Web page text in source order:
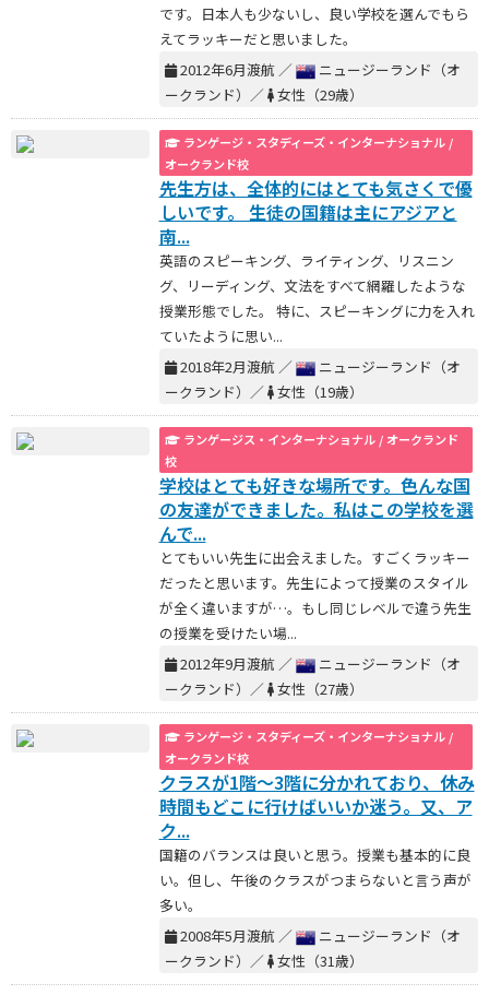
です。日本人も少ないし、良い学校を選んでもら
えてラッキーだと思いました。
2012年6月渡航 ／
ニュージーランド（オ
ークランド）／ 女性（29歳）
ランゲージ・スタディーズ・インターナショナル /
オークランド校
先生方は、全体的にはとても気さくで優
しいです。 生徒の国籍は主にアジアと
南...
英語のスピーキング、ライティング、リスニン
グ、リーディング、文法をすべて網羅したような
授業形態でした。 特に、スピーキングに力を入れ
ていたように思い...
2018年2月渡航 ／
ニュージーランド（オ
ークランド）／ 女性（19歳）
ランゲージス・インターナショナル / オークランド
校
学校はとても好きな場所です。色んな国
の友達ができました。私はこの学校を選
んで...
とてもいい先生に出会えました。すごくラッキー
だったと思います。先生によって授業のスタイル
が全く違いますが…。もし同じレベルで違う先生
の授業を受けたい場...
2012年9月渡航 ／
ニュージーランド（オ
ークランド）／ 女性（27歳）
ランゲージ・スタディーズ・インターナショナル /
オークランド校
クラスが1階～3階に分かれており、休み
時間もどこに行けばいいか迷う。又、ア
ク...
国籍のバランスは良いと思う。授業も基本的に良
い。但し、午後のクラスがつまらないと言う声が
多い。
2008年5月渡航 ／
ニュージーランド（オ
ークランド）／ 女性（31歳）